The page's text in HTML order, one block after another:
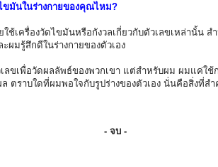
ขมันในร่างกายของคุณไหม?
ใช้เครื่องวัดไขมันหรือกังวลเกี่ยวกับตัวเลขเหล่านั้น
ผมรู้สึกดีในร่างกายของตัวเอง
ลขเพื่อวัดผลลัพธ์ของพวกเขา แต่สำหรับผม ผมแค่ใช้
ตราบใดที่ผมพอใจกับรูปร่างของตัวเอง นั่นคือสิ่งที่ส
- จบ -